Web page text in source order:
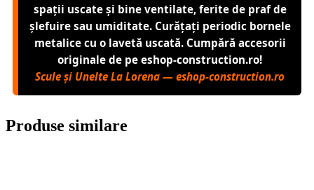
spații uscate și bine ventilate, ferite de praf de
șlefuire sau umiditate. Curățați periodic bornele
metalice cu o lavetă uscată. Cumpără accesorii
originale de pe eshop-construction.ro!
Scule și Unelte La Lorena — eshop-construction.ro
Produse similare